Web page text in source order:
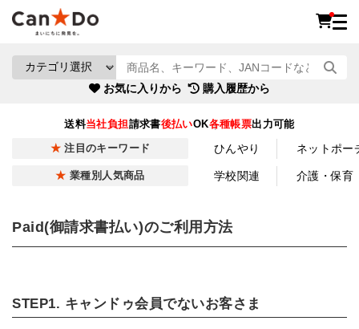
お気に入りから 購入履歴から
送料当社負担請求書後払いOK各種帳票出力可能
注目のキーワード ひんやり ネットポー
業種別人気商品 学校関連 介護・保育
Paid(御請求書払い)のご利用方法
STEP1. キャンドゥ会員でないお客さま